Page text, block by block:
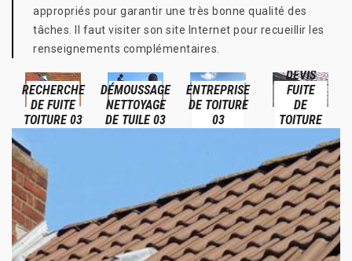
appropriés pour garantir une très bonne qualité des
tâches. Il faut visiter son site Internet pour recueillir les
renseignements complémentaires.
RECHERCHE
DE FUITE
TOITURE 03
DÉMOUSSAGE
NETTOYAGE
DE TUILE 03
ENTREPRISE
DE TOITURE
03
DEVIS
FUITE
DE
TOITURE